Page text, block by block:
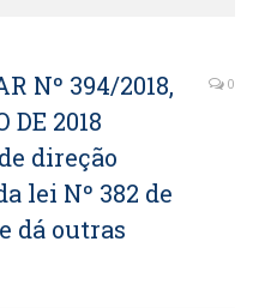
Nº 394/2018,
DE 2018
direção
lei Nº 382 de
dá outras
0